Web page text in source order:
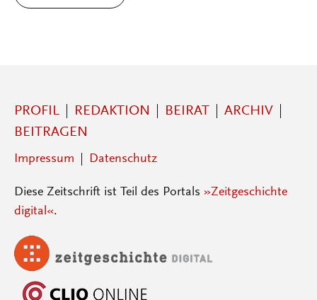
PROFIL REDAKTION BEIRAT
ARCHIV
BEITRAGEN
Impressum Datenschutz
Diese Zeitschrift ist Teil des Portals »Zeitgeschichte
digital«.